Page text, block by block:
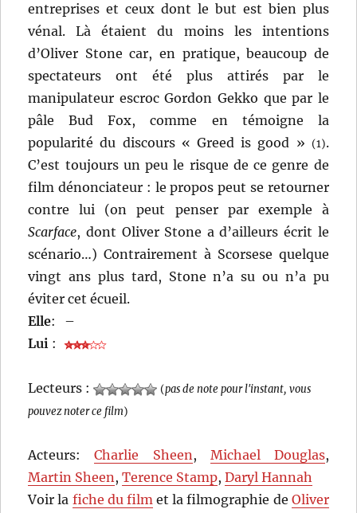
entreprises et ceux dont le but est bien plus
vénal. Là étaient du moins les intentions
d’Oliver Stone car, en pratique, beaucoup de
spectateurs ont été plus attirés par le
manipulateur escroc Gordon Gekko que par le
pâle Bud Fox, comme en témoigne la
popularité du discours « Greed is good » (1).
C’est toujours un peu le risque de ce genre de
film dénonciateur : le propos peut se retourner
contre lui (on peut penser par exemple à
Scarface, dont Oliver Stone a d’ailleurs écrit le
scénario…) Contrairement à Scorsese quelque
vingt ans plus tard, Stone n’a su ou n’a pu
éviter cet écueil.
Elle:
–
Lui :
Lecteurs : (pas de note pour l'instant, vous
pouvez noter ce film)
Acteurs:Charlie Sheen, Michael Douglas,
Martin Sheen,Terence Stamp,Daryl Hannah
Voir la fiche du filmet la filmographie de Oliver